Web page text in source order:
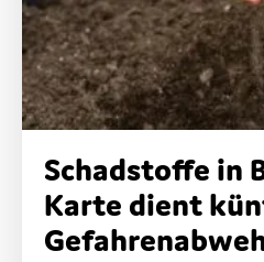
Schadstoffe in
Karte dient